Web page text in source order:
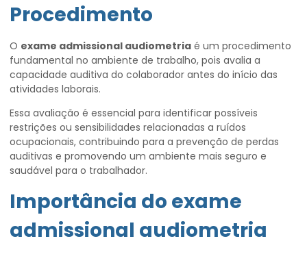
Procedimento
O exame admissional audiometria é um procedimento
fundamental no ambiente de trabalho, pois avalia a
capacidade auditiva do colaborador antes do início das
atividades laborais.
Essa avaliação é essencial para identificar possíveis
restrições ou sensibilidades relacionadas a ruídos
ocupacionais, contribuindo para a prevenção de perdas
auditivas e promovendo um ambiente mais seguro e
saudável para o trabalhador.
Importância do exame
admissional audiometria